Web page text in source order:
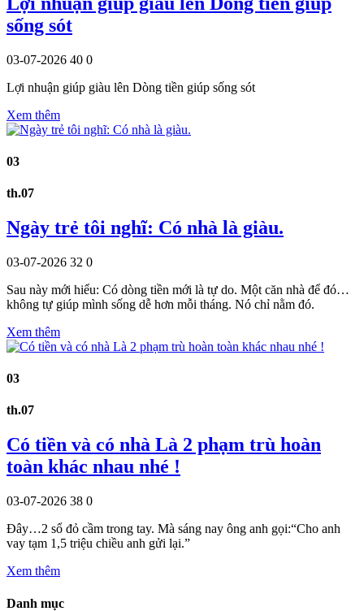
sống sót
03-07-2026 40 0
Lợi nhuận giúp giàu lên Dòng tiền giúp sống sót
Xem thêm
03
th.07
Ngày trẻ tôi nghĩ: Có nhà là giàu.
03-07-2026 32 0
Sau này mới hiểu: Có dòng tiền mới là tự do. Một căn nhà để đó…
không tự giúp mình sống dễ hơn mỗi tháng. Nó chỉ nằm đó.
Xem thêm
03
th.07
Có tiền và có nhà Là 2 phạm trù hoàn
toàn khác nhau nhé !
03-07-2026 38 0
Đây…2 sổ đỏ cầm trong tay. Mà sáng nay ông anh gọi:“Cho anh
vay tạm 1,5 triệu chiều anh gửi lại.”
Xem thêm
Danh mục